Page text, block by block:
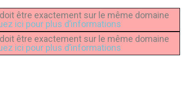
doit être exactement sur le même domaine
ici pour plus d’informations
doit être exactement sur le même domaine
ici pour plus d’informations